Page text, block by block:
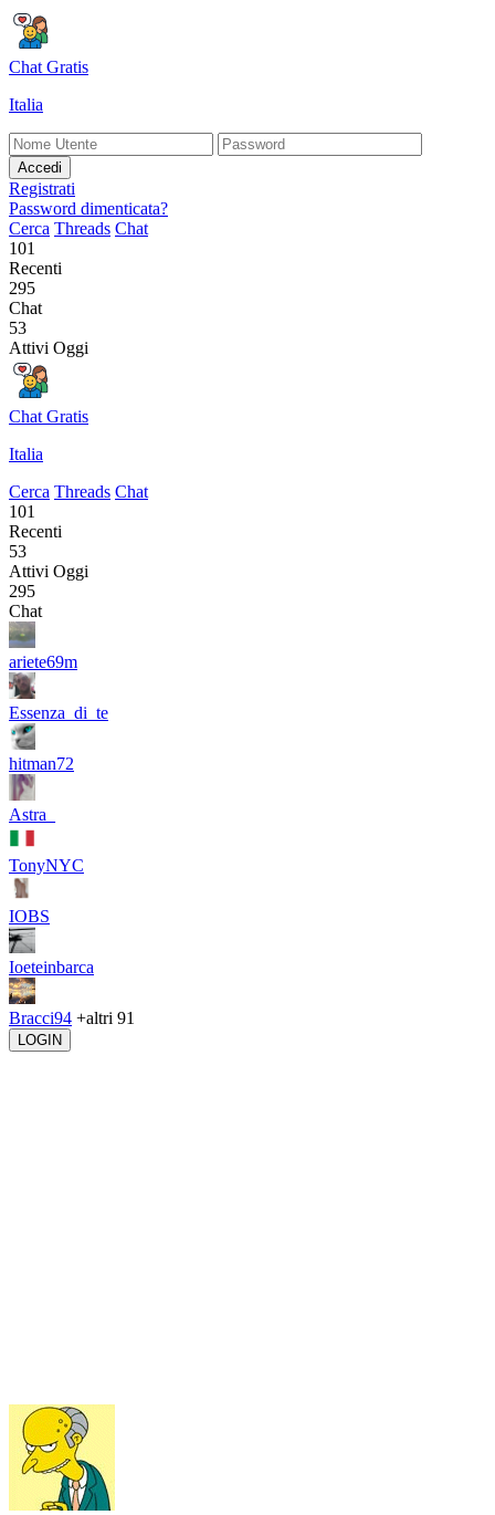
Chat Gratis
Italia
Accedi
Registrati
Password dimenticata?
Cerca Threads Chat
101
Recenti
295
Chat
53
Attivi Oggi
Chat Gratis
Italia
Cerca Threads Chat
101
Recenti
53
Attivi Oggi
295
Chat
ariete69m
Essenza_di_te
hitman72
Astra_
TonyNYC
IOBS
Ioeteinbarca
Bracci94 +altri 91
LOGIN